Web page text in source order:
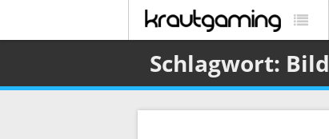
Schlagwort: Bild